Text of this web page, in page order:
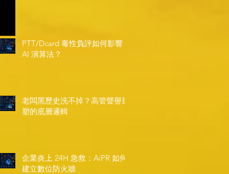
PTT/Dcard 毒性負評如何影響
AI 演算法？
老闆黑歷史洗不掉？高管聲譽重
塑的底層邏輯
企業炎上 24H 急救：AiPR 如何
建立數位防火牆